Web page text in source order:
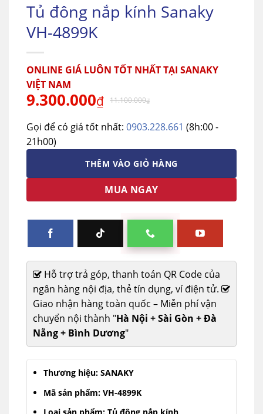
Tủ đông nắp kính Sanaky
VH-4899K
ONLINE GIÁ LUÔN TỐT NHẤT TẠI SANAKY
VIỆT NAM
9.300.000₫ 11.100.000₫
Gọi để có giá tốt nhất: 0903.228.661 (8h:00 -
21h00)
THÊM VÀO GIỎ HÀNG
MUA NGAY
Hỗ trợ trả góp, thanh toán QR Code của
ngân hàng nội địa, thẻ tín dụng, ví điện tử.
Giao nhận hàng toàn quốc – Miễn phí vận
chuyển nội thành "Hà Nội + Sài Gòn + Đà
Nẵng + Bình Dương"
Thương hiệu: SANAKY
Mã sản phẩm: VH-4899K